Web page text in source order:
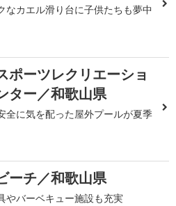
なカエル滑り台に子供たちも夢中
ポーツレクリエーショ
ター／和歌山県
全に気を配った屋外プールが夏季
ーチ／和歌山県
やバーベキュー施設も充実